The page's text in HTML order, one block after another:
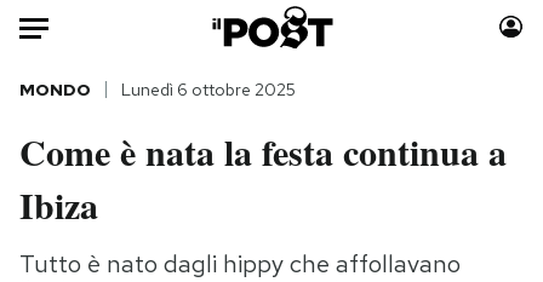
Auto
HOME
Italia
Politica
Consumismi
MONDO Lunedì 6 ottobre 2025
Come è nata la festa continua a
Ibiza
Tutto è nato dagli hippy che affollavano